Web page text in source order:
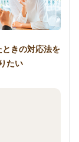
きの対応法を
たい